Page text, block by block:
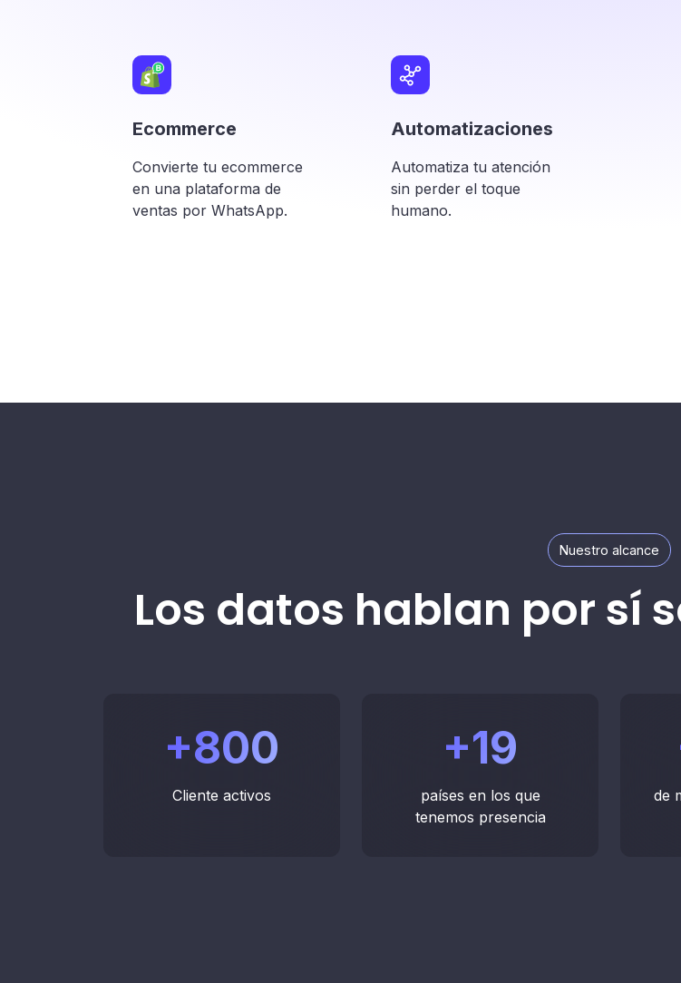
Ecommerce
Convierte tu ecommerce
en una plataforma de
ventas por WhatsApp.
Automatizaciones
Automatiza tu atención
sin perder el toque
humano.
Nuestro alcance
Los datos hablan por sí
+800
Cliente activos
+19
países en los que
tenemos presencia
de